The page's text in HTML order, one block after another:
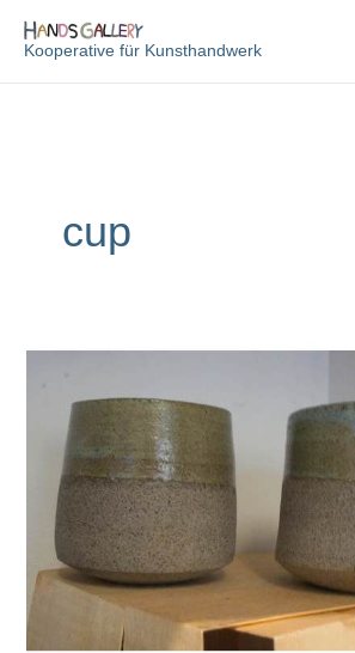
InhaltKooperative für Kunsthandwerk
cup